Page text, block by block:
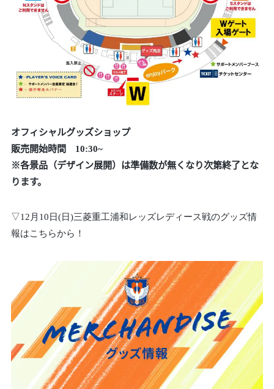
オフィシャルグッズショップ
販売開始時間 10:30~
※各景品（デザイン展開）は準備数が無くなり次第終了とな
ります。
▽12月10日(日)三菱重工浦和レッズレディース戦のグッズ情
報はこちらから！